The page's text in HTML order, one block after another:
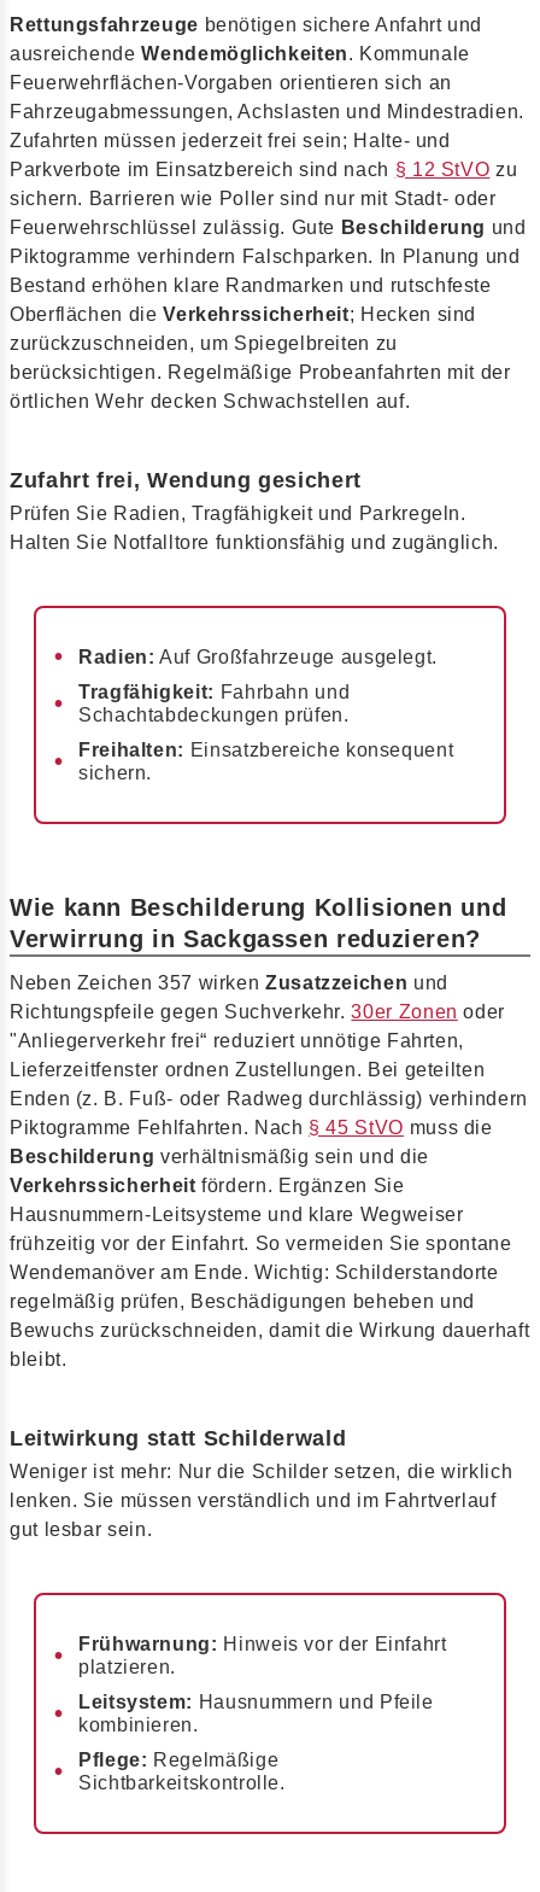
Rettungsfahrzeuge benötigen sichere Anfahrt und
ausreichendeWendemöglichkeiten. Kommunale
Feuerwehrflächen-Vorgaben orientieren sich an
Fahrzeugabmessungen, Achslasten und Mindestradien.
Zufahrten müssen jederzeit frei sein; Halte- und
Parkverbote im Einsatzbereich sind nach § 12 StVO zu
sichern. Barrieren wie Poller sind nur mit Stadt- oder
Feuerwehrschlüssel zulässig. Gute Beschilderung und
Piktogramme verhindern Falschparken. In Planung und
Bestand erhöhen klare Randmarken und rutschfeste
Oberflächen dieVerkehrssicherheit; Hecken sind
zurückzuschneiden, um Spiegelbreiten zu
berücksichtigen. Regelmäßige Probeanfahrten mit der
örtlichen Wehr decken Schwachstellen auf.
Zufahrt frei, Wendung gesichert
Prüfen Sie Radien, Tragfähigkeit und Parkregeln.
Halten Sie Notfalltore funktionsfähig und zugänglich.
Radien: Auf Großfahrzeuge ausgelegt.
Tragfähigkeit: Fahrbahn und
Schachtabdeckungen prüfen.
Freihalten: Einsatzbereiche konsequent
sichern.
Wie kann Beschilderung Kollisionen und
Verwirrung in Sackgassen reduzieren?
Neben Zeichen 357 wirken Zusatzzeichen und
Richtungspfeile gegen Suchverkehr.30er Zonen oder
"Anliegerverkehr frei“ reduziert unnötige Fahrten,
Lieferzeitfenster ordnen Zustellungen. Bei geteilten
Enden (z. B. Fuß- oder Radweg durchlässig) verhindern
Piktogramme Fehlfahrten. Nach § 45 StVO muss die
Beschilderung verhältnismäßig sein und die
Verkehrssicherheit fördern. Ergänzen Sie
Hausnummern-Leitsysteme und klare Wegweiser
frühzeitig vor der Einfahrt. So vermeiden Sie spontane
Wendemanöver am Ende. Wichtig: Schilderstandorte
regelmäßig prüfen, Beschädigungen beheben und
Bewuchs zurückschneiden, damit die Wirkung dauerhaft
bleibt.
Leitwirkung statt Schilderwald
Weniger ist mehr: Nur die Schilder setzen, die wirklich
lenken. Sie müssen verständlich und im Fahrtverlauf
gut lesbar sein.
Frühwarnung: Hinweis vor der Einfahrt
platzieren.
Leitsystem: Hausnummern und Pfeile
kombinieren.
Pflege: Regelmäßige
Sichtbarkeitskontrolle.